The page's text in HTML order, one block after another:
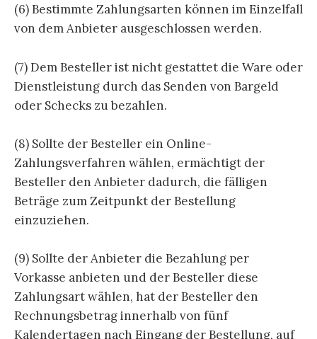
(6) Bestimmte Zahlungsarten können im Einzelfall
von dem Anbieter ausgeschlossen werden.
(7) Dem Besteller ist nicht gestattet die Ware oder
Dienstleistung durch das Senden von Bargeld
oder Schecks zu bezahlen.
(8) Sollte der Besteller ein Online-
Zahlungsverfahren wählen, ermächtigt der
Besteller den Anbieter dadurch, die fälligen
Beträge zum Zeitpunkt der Bestellung
einzuziehen.
(9) Sollte der Anbieter die Bezahlung per
Vorkasse anbieten und der Besteller diese
Zahlungsart wählen, hat der Besteller den
Rechnungsbetrag innerhalb von fünf
Kalendertagen nach Eingang der Bestellung, auf